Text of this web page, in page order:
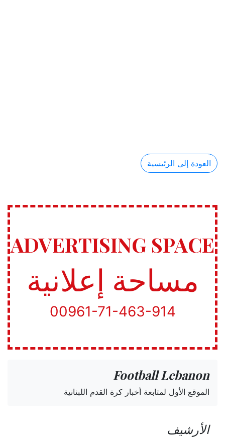
العودة إلى الرئيسية
ADVERTISING SPACE
مساحة إعلانية
00961-71-463-914
Football Lebanon
الموقع الأول لمتابعة أخبار كرة القدم اللبنانية
الأرشيف